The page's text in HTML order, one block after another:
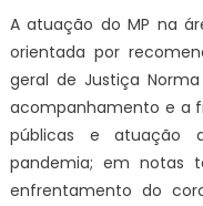
A atuação do MP na
orientada por
geral de Justiça
acompanhamento e a
públicas e atuação
pandemia; em notas
enfrentamento do